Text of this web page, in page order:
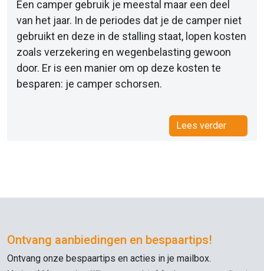
Een camper gebruik je meestal maar een deel
van het jaar. In de periodes dat je de camper niet
gebruikt en deze in de stalling staat, lopen kosten
zoals verzekering en wegenbelasting gewoon
door. Er is een manier om op deze kosten te
besparen: je camper schorsen.
Lees verder
Ontvang aanbiedingen en bespaartips!
Ontvang onze bespaartips en acties in je mailbox.